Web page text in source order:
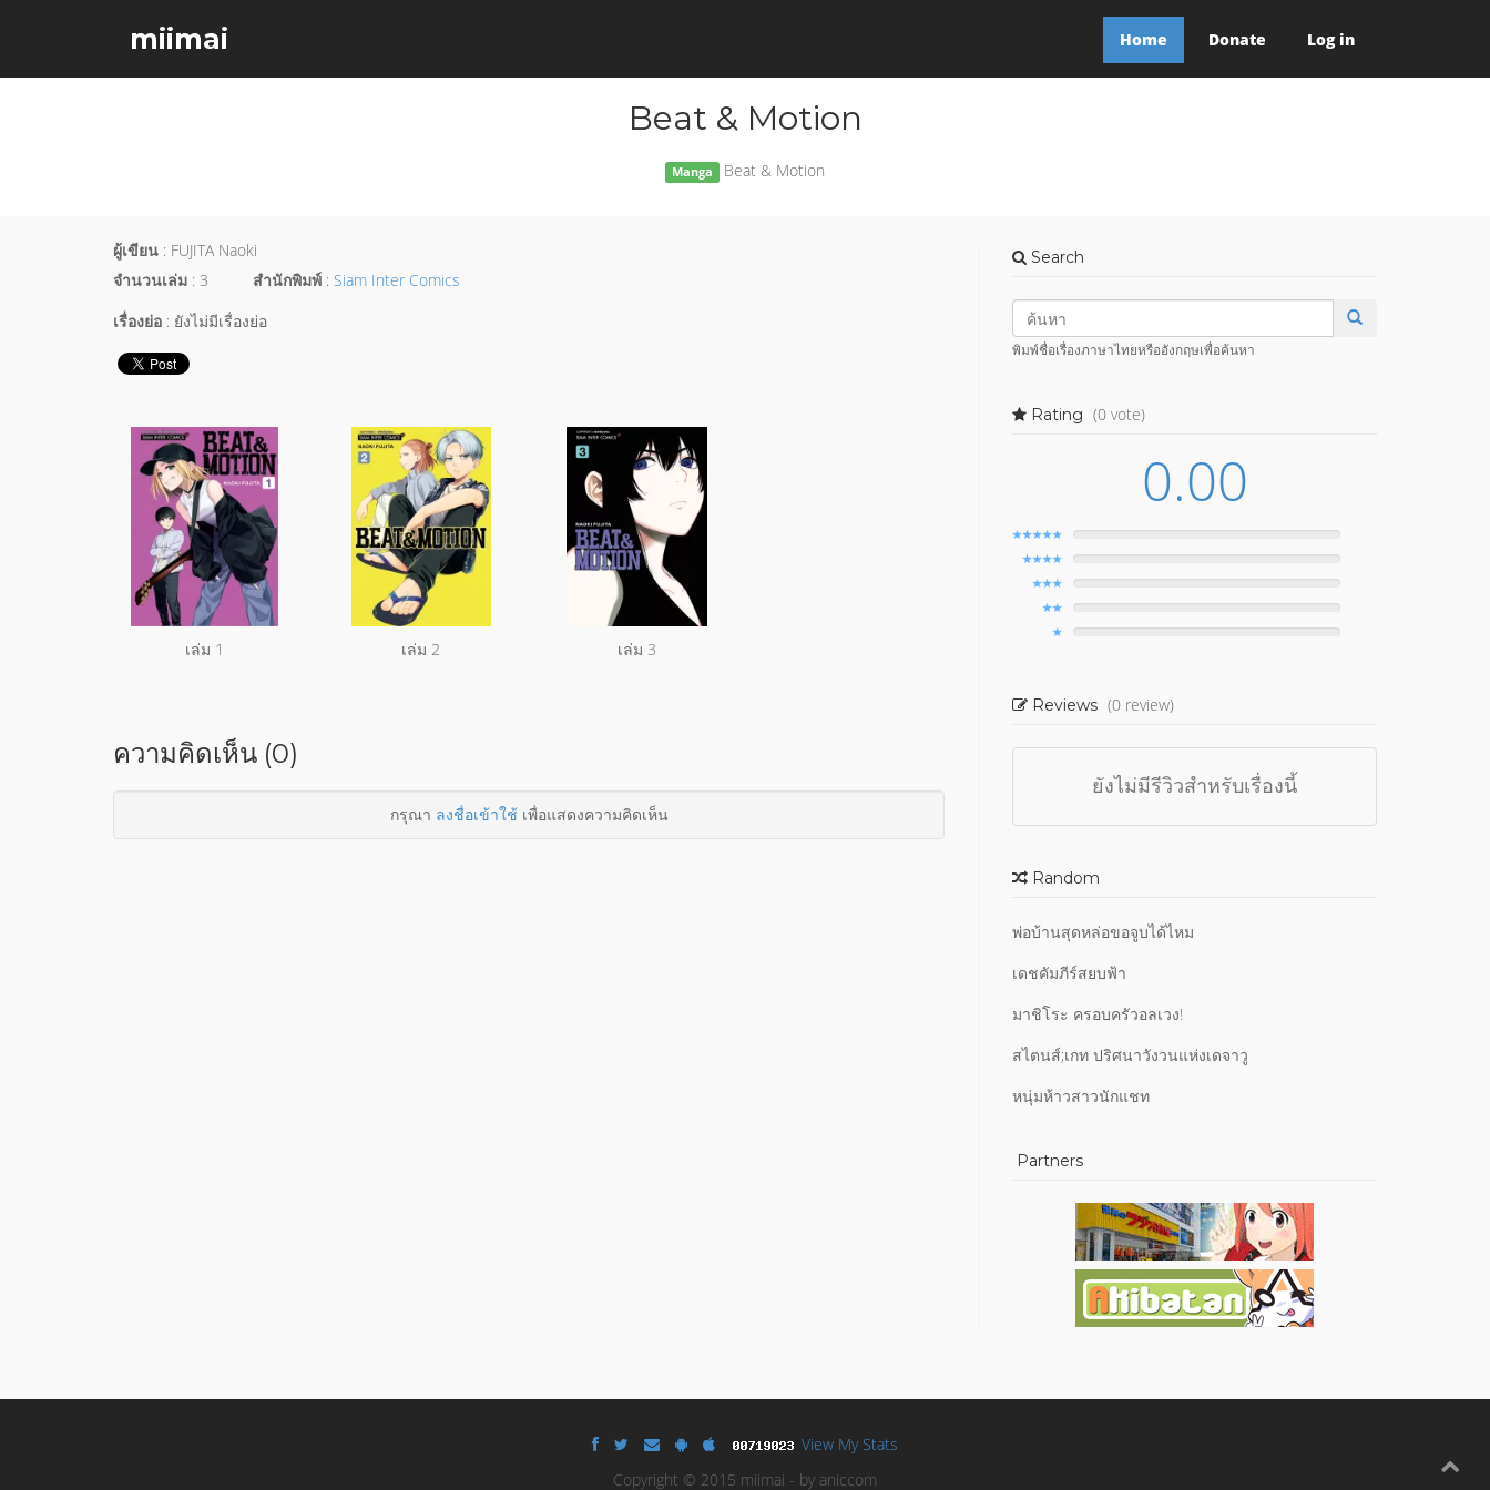
miimai Home Donate Log in
Beat & Motion
Manga Beat & Motion
ผู้เขียน : FUJITA Naoki
จำนวนเล่ม : 3 สำนักพิมพ์ : Siam Inter Comics
เรื่องย่อ : ยังไม่มีเรื่องย่อ
เล่ม 1 เล่ม 2 เล่ม 3
ความคิดเห็น (0)
กรุณา ลงชื่อเข้าใช้เพื่อแสดงความคิดเห็น
Search
พิมพ์ชื่อเรื่องภาษาไทยหรืออังกฤษเพื่อค้นหา
Rating (0 vote)
0.00
Reviews (0 review)
ยังไม่มีรีวิวสำหรับเรื่องนี้
Random
พ่อบ้านสุดหล่อขอจูบได้ไหม
เดชคัมภีร์สยบฟ้า
มาชิโระ ครอบครัวอลเวง!
สไตนส์;เกท ปริศนาวังวนแห่งเดจาวู
หนุ่มห้าวสาวนักแชท
Partners
View My Stats
Copyright © 2015 miimai - by aniccom